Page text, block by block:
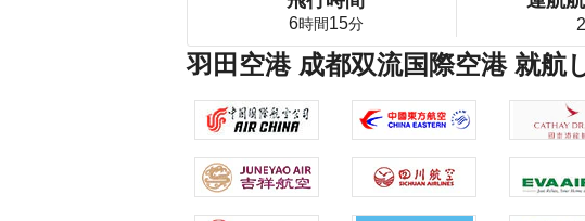
6時間15分
羽田空港 成都双流国際空港 就航